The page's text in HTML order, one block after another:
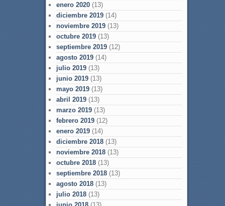
enero 2020(13)
diciembre 2019(14)
noviembre 2019(13)
octubre 2019(13)
septiembre 2019(12)
agosto 2019(14)
julio 2019(13)
junio 2019(13)
mayo 2019(13)
abril 2019(13)
marzo 2019(13)
febrero 2019(12)
enero 2019(14)
diciembre 2018(13)
noviembre 2018(13)
octubre 2018(13)
septiembre 2018(13)
agosto 2018(13)
julio 2018(13)